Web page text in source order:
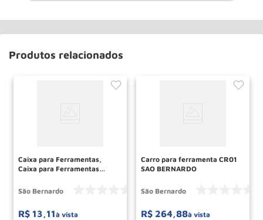
Produtos relacionados
Caixa para Ferramentas,
Caixa para Ferramentas
São Bernardo
R$ 13,11à vista
Carro para ferramenta CR01
SAO BERNARDO
São Bernardo
R$ 264,88à vista